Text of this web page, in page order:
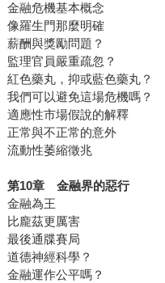
金融危機基本概念
像羅生門那麼明確
薪酬與獎勵問題？
監理官員嚴重疏忽？
紅色藥丸，抑或藍色藥丸？
我們可以避免這場危機嗎？
適應性市場假說的解釋
正常與不正常的意外
流動性萎縮徵兆
第10章 金融界的惡行
金融為王
比龐茲更厲害
最後通牒賽局
道德神經科學？
金融運作公平嗎？